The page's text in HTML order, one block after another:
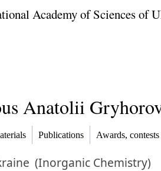
Academy of Sciences of
Anatolii
Publications Awards, contests
(Inorganic Chemistry)